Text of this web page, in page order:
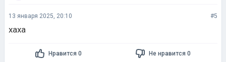
13 января 2025, 20:10 #5
xaxa
Нравится 0 Не нравится 0